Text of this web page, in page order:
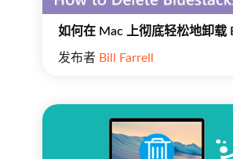
如何在 Mac 上彻底轻松地卸载
发布者 Bill Farrell